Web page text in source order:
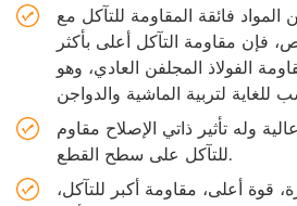
فائقة المقاومة للتآكل مع
فإن مقاومة التآكل أعلى بأكثر
الفولاذ المجلفن العادي، وهو
وله تأثير ذاتي الإصلاح مقاوم
للتآكل على سطح القطع.
قوة أعلى، مقاومة أكبر للتآكل،